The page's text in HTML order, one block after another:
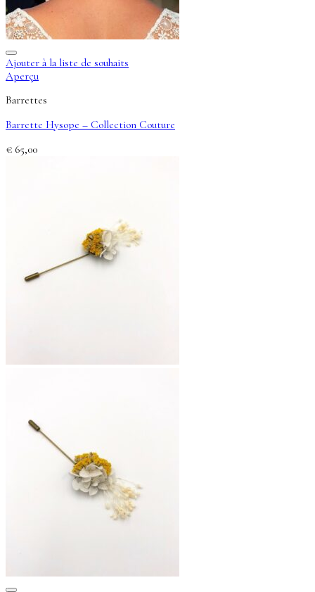
Ajouter à la liste de souhaits
Aperçu
Barrettes
Barrette Hysope – Collection Couture
€ 65,00